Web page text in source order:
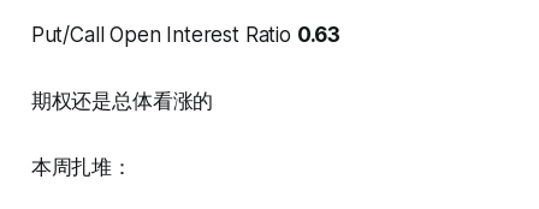
Put/Call Open Interest Ratio 0.63
期权还是总体看涨的
本周扎堆：